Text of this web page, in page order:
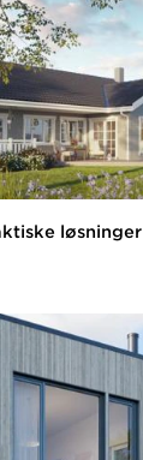
løsninger